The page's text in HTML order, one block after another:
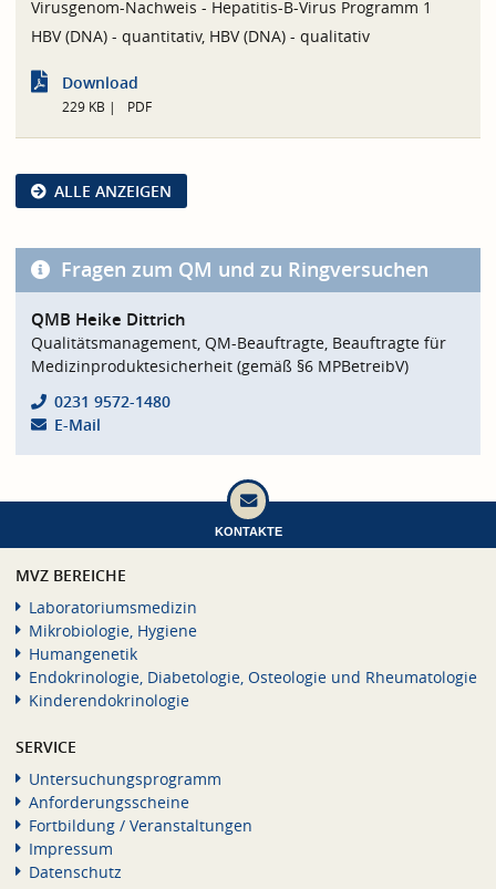
Virusgenom-Nachweis - Hepatitis-B-Virus Programm 1
HBV (DNA) - quantitativ, HBV (DNA) - qualitativ
Download
229 KB PDF
ALLE ANZEIGEN
Fragen zum QM und zu Ringversuchen
QMB Heike Dittrich
Qualitätsmanagement, QM-Beauftragte, Beauftragte für
Medizinproduktesicherheit (gemäß §6 MPBetreibV)
0231 9572-1480
E-Mail
KONTAKTE
MVZ BEREICHE
Laboratoriumsmedizin
Mikrobiologie, Hygiene
Humangenetik
Endokrinologie, Diabetologie, Osteologie und Rheumatologie
Kinderendokrinologie
SERVICE
Untersuchungsprogramm
Anforderungsscheine
Fortbildung / Veranstaltungen
Impressum
Datenschutz